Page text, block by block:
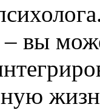
– вы